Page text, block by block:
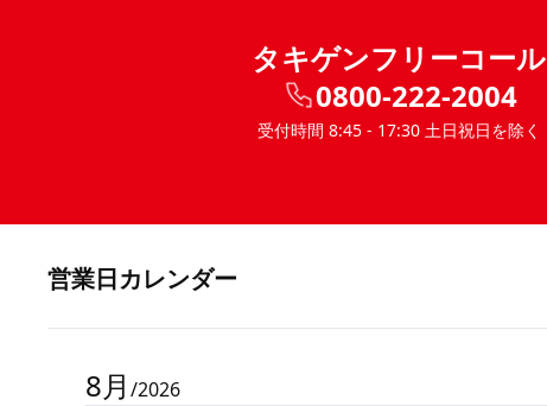
タキゲンフリーコール
0800-222-2004
受付時間 8:45 - 17:30 土日祝日を除く
営業⽇カレンダー
8月 /2026